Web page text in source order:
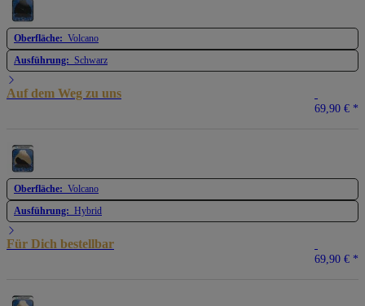
Oberfläche: Volcano
Ausführung: Schwarz
Auf dem Weg zu uns
69,90 € *
Oberfläche: Volcano
Ausführung: Hybrid
Für Dich bestellbar
69,90 € *